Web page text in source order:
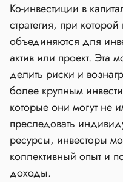
Ко-инвестиции в
стратегия, при
объединяются для
актив или проект. Эта
делить риски и
более крупным
которые они могут не
преследовать
ресурсы, инвесторы
коллективный опыт и
доходы.